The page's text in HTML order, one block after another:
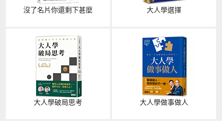
沒了名片你還剩下甚麼 大人學選擇
大人學破局思考 大人學做事做人